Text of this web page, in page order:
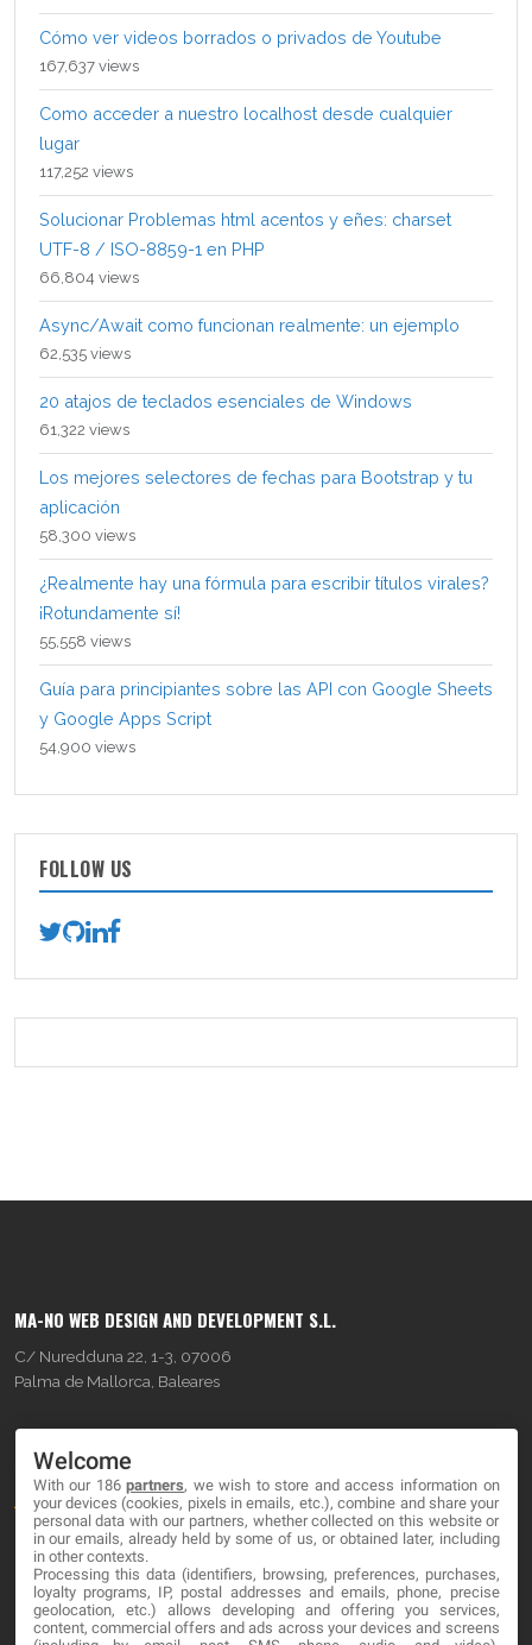
Cómo ver videos borrados o privados de Youtube
167,637 views
Como acceder a nuestro localhost desde cualquier
lugar
117,252 views
Solucionar Problemas html acentos y eñes: charset
UTF-8 / ISO-8859-1 en PHP
66,804 views
Async/Await como funcionan realmente: un ejemplo
62,535 views
20 atajos de teclados esenciales de Windows
61,322 views
Los mejores selectores de fechas para Bootstrap y tu
aplicación
58,300 views
¿Realmente hay una fórmula para escribir títulos virales?
¡Rotundamente sí!
55,558 views
Guía para principiantes sobre las API con Google Sheets
y Google Apps Script
54,900 views
FOLLOW US
MA-NO WEB DESIGN AND DEVELOPMENT S.L.
C/ Nuredduna 22, 1-3, 07006
Palma de Mallorca, Baleares
About
Blog
Contact
LEGAL
Welcome
With our 186partners, we wish to store and access information on
your devices (cookies, pixels in emails, etc.), combine and share your
personal data with our partners, whether collected on this website or
in our emails, already held by some of us, or obtained later, including
in other contexts.
Processing this data (identifiers, browsing, preferences, purchases,
loyalty programs, IP, postal addresses and emails, phone, precise
geolocation, etc.) allows developing and offering you services,
content, commercial offers and ads across your devices and screens